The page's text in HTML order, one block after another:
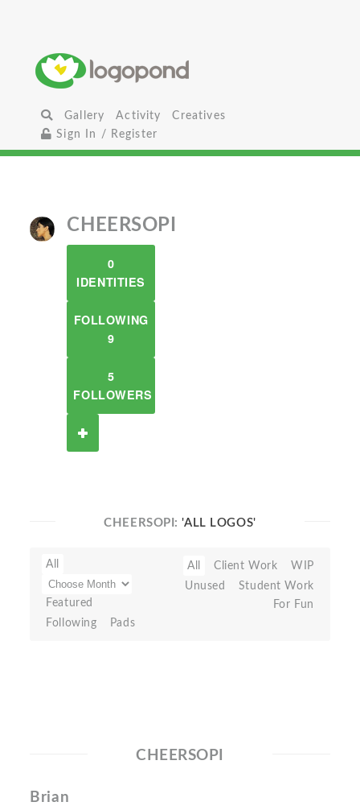
Gallery Activity
Creatives
Sign In / Register
CHEERSOPI
0
IDENTITIES
FOLLOWING
9
5
FOLLOWERS
CHEERSOPI:'ALL LOGOS'
All
Featured
Following
Pads
All Client Work
WIP
Unused
Student Work
For Fun
CHEERSOPI
Brian